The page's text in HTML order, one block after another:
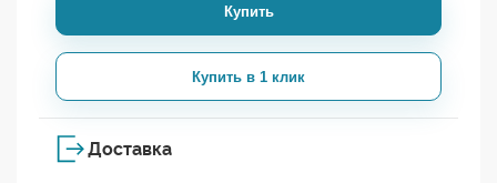
Купить
Купить в 1 клик
Доставка